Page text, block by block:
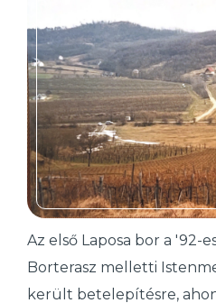
Az első Laposa bor a '92-
Borterasz melletti
került betelepítésre,